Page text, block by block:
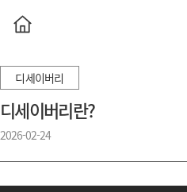
디세이버리
디세이버리란?
2026-02-24